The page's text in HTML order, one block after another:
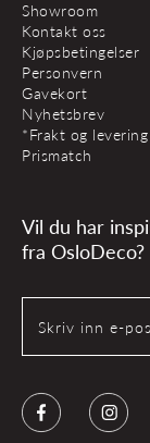
Showroom
Kontakt oss
Kjøpsbetingelser
Personvern
Gavekort
Nyhetsbrev
*Frakt og levering
Prismatch
Vil du har
fra OsloDeco?
Skriv inn e-
Facebook